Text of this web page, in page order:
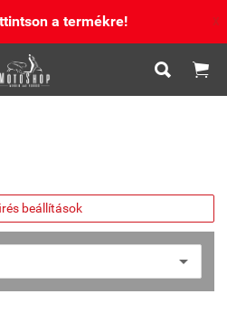
a termékre! X
 
beállítások